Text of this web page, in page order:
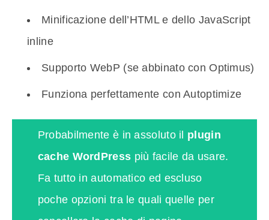
Minificazione dell’HTML e dello JavaScript
inline
Supporto WebP (se abbinato con Optimus)
Funziona perfettamente con Autoptimize
Probabilmente è in assoluto il plugin
cache WordPress più facile da usare.
Fa tutto in automatico ed escluso
poche opzioni tra le quali quelle per